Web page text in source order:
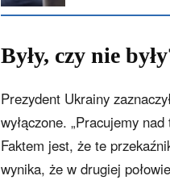
Były, czy nie
Prezydent Ukrainy
wyłączone. „Pracujemy
Faktem jest, że te
wynika, że w drugiej